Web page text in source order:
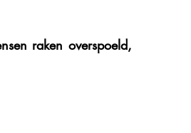
raken overspoeld,